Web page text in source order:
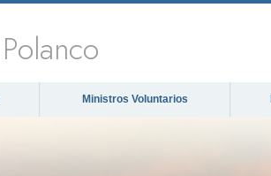
Polanco
Ministros Voluntarios